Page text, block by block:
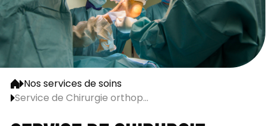
Nos services de soins
Service de Chirurgie orthop...